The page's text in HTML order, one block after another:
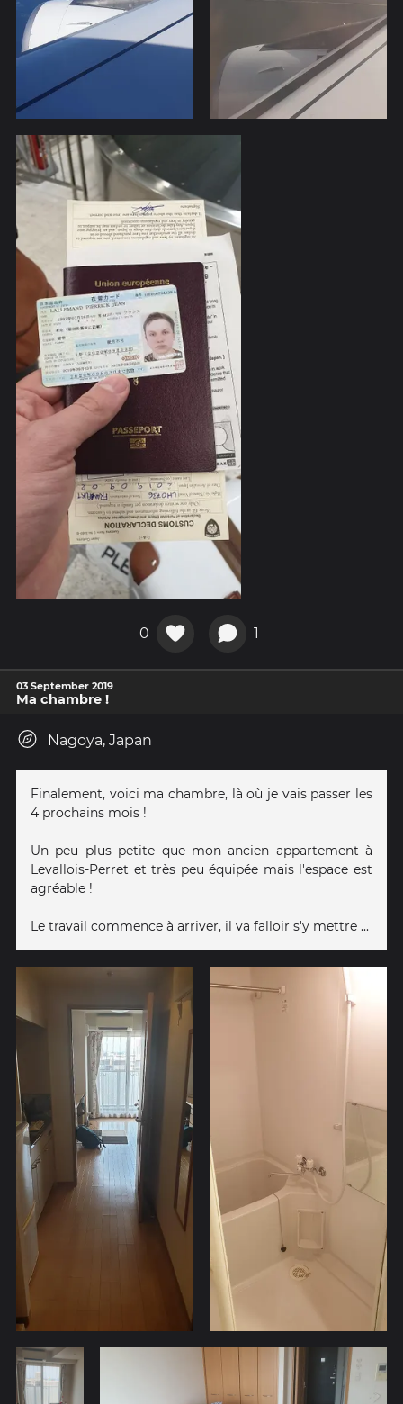
0 1
03 September 2019
Ma chambre !
Nagoya, Japan
Finalement, voici ma chambre, là où je vais passer les
4 prochains mois !
Un peu plus petite que mon ancien appartement à
Levallois-Perret et très peu équipée mais l'espace est
agréable !
Le travail commence à arriver, il va falloir s'y mettre ...